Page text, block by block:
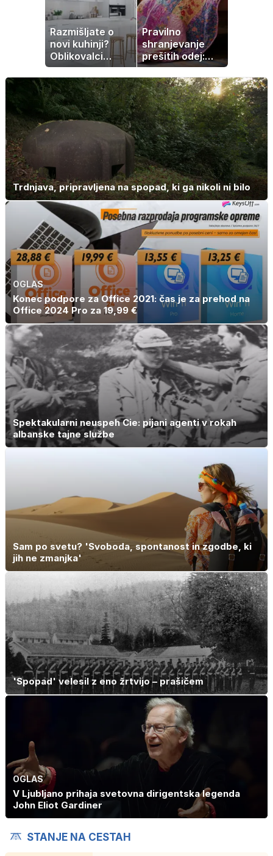
Razmišljate o
novi kuhinji?
Oblikovalci
opozarjajo, da te
barve izgubljajo
priljubljenost
Pravilno
shranjevanje
prešitih odej:
Kako ohraniti
družinsko
dediščino
Trdnjava, pripravljena na spopad, ki ga nikoli ni bilo
OGLAS
Konec podpore za Office 2021: čas je za prehod na
Office 2024 Pro za 19,99 €
Spektakularni neuspeh Cie: pijani agenti v rokah
albanske tajne službe
Sam po svetu? 'Svoboda, spontanost in zgodbe, ki
jih ne zmanjka'
'Spopad' velesil z eno žrtvijo – prašičem
OGLAS
V Ljubljano prihaja svetovna dirigentska legenda
John Eliot Gardiner
STANJE NA CESTAH